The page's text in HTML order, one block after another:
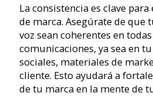
La consistencia es clave
de marca. Asegúrate de que
voz sean coherentes en
comunicaciones, ya sea en
sociales, materiales de
cliente. Esto ayudará a
de tu marca en la mente de